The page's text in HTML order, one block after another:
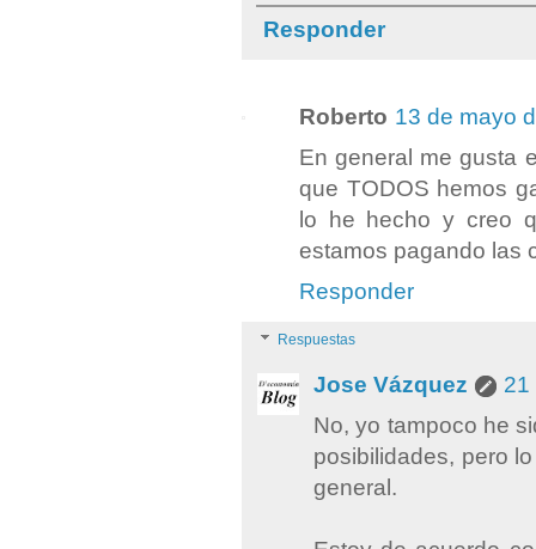
Responder
Roberto 13 de mayo
En general me gusta
que TODOS hemos
lo he hecho y creo
estamos pagando las
Responder
Respuestas
Jose Vázquez
21
No, yo tampoco he
posibilidades, pero
general.